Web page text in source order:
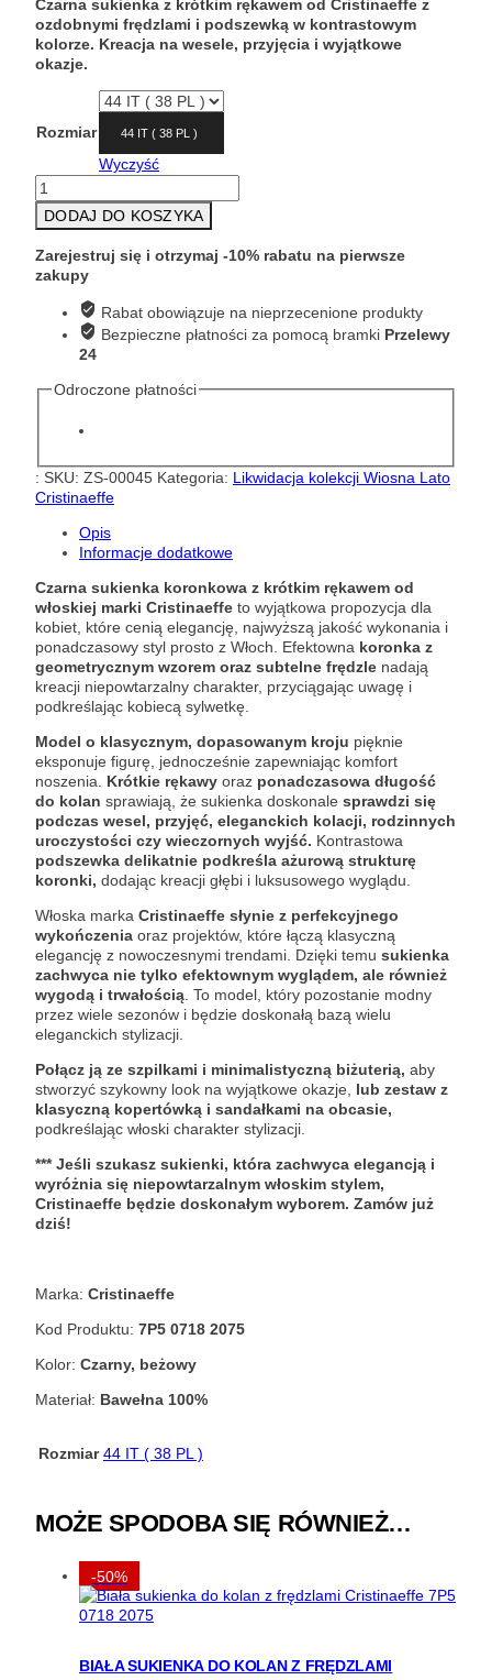
100,00 zł.
Czarna sukienka z krótkim rękawem od Cristinaeffe z
ozdobnymi frędzlami i podszewką w kontrastowym
kolorze. Kreacja na wesele, przyjęcia i wyjątkowe
okazje.
Rozmiar 44 IT ( 38 PL )
Wyczyść
ilość
Czarna
sukienka
krótkim
rękawem
Cristinaeffe
0718
DODAJ DO KOSZYKA
Zarejestruj się i otrzymaj -10% rabatu na pierwsze
zakupy
Rabat obowiązuje na nieprzecenione produkty
Bezpieczne płatności za pomocą bramki Przelewy
24
Odroczone płatności
: SKU: ZS-00045 Kategoria: Likwidacja kolekcji Wiosna Lato
Cristinaeffe
Opis
Informacje dodatkowe
Czarna sukienka koronkowa z krótkim rękawem od
włoskiej marki Cristinaeffe to wyjątkowa propozycja dla
kobiet, które cenią elegancję, najwyższą jakość wykonania i
ponadczasowy styl prosto z Włoch. Efektowna koronka z
geometrycznym wzorem oraz subtelne frędzle nadają
kreacji niepowtarzalny charakter, przyciągając uwagę i
podkreślając kobiecą sylwetkę.
Model o klasycznym, dopasowanym kroju pięknie
eksponuje figurę, jednocześnie zapewniając komfort
noszenia. Krótkie rękawy oraz ponadczasowa długość
do kolan sprawiają, że sukienka doskonale sprawdzi się
podczas wesel, przyjęć, eleganckich kolacji, rodzinnych
uroczystości czy wieczornych wyjść. Kontrastowa
podszewka delikatnie podkreśla ażurową strukturę
koronki, dodając kreacji głębi i luksusowego wyglądu.
Włoska marka Cristinaeffe słynie z perfekcyjnego
wykończenia oraz projektów, które łączą klasyczną
elegancję z nowoczesnymi trendami. Dzięki temu sukienka
zachwyca nie tylko efektownym wyglądem, ale również
wygodą i trwałością . To model, który pozostanie modny
przez wiele sezonów i będzie doskonałą bazą wielu
eleganckich stylizacji.
Połącz ją ze szpilkami i minimalistyczną biżuterią, aby
stworzyć szykowny look na wyjątkowe okazje, lub zestaw z
klasyczną kopertówką i sandałkami na obcasie,
podkreślając włoski charakter stylizacji.
*** Jeśli szukasz sukienki, która zachwyca elegancją i
wyróżnia się niepowtarzalnym włoskim stylem,
Cristinaeffe będzie doskonałym wyborem. Zamów już
dziś!
Marka: Cristinaeffe
Kod Produktu: 7P5 0718 2075
Kolor: Czarny, beżowy
Materiał: Bawełna 100%
Rozmiar 44 IT ( 38 PL )
MOŻE SPODOBA SIĘ RÓWNIEŻ…
-50%
BIAŁA SUKIENKA DO KOLAN Z FRĘDZLAMI